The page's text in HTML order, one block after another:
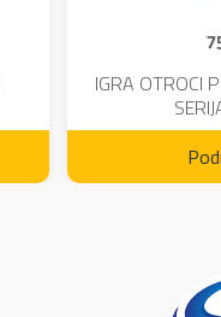
IGRA OTROCI